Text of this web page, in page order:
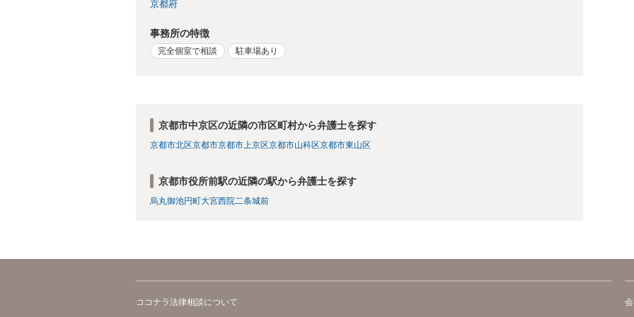
京都府
事務所の特徴
完全個室で相談 駐車場あり
京都市中京区の近隣の市区町村から弁護士を探す
京都市北区京都市京都市上京区京都市山科区京都市東山区
京都市役所前駅の近隣の駅から弁護士を探す
烏丸御池円町大宮西院二条城前
ココナラ法律相談について